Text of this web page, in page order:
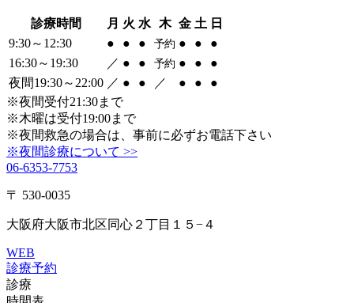
診療時間 月 火 水 木 金 土 日
9:30～12:30
● ● ● 予約 ● ●
●
16:30～19:30
／ ● ● 予約 ● ●
●
夜間19:30～22:00 ／ ● ● ／ ● ●
●
※夜間受付21:30まで
※木曜は受付19:00まで
※夜間救急の場合は、事前に必ずお電話下さい
※夜間診療について >>
06-6353-7753
〒 530-0035
大阪府大阪市北区同心２丁目１５−４
WEB
診療予約
診療